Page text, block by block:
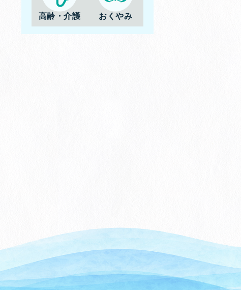
高齢・介護 おくやみ